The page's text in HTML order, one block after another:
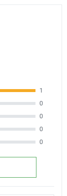
1
0
0
0
0